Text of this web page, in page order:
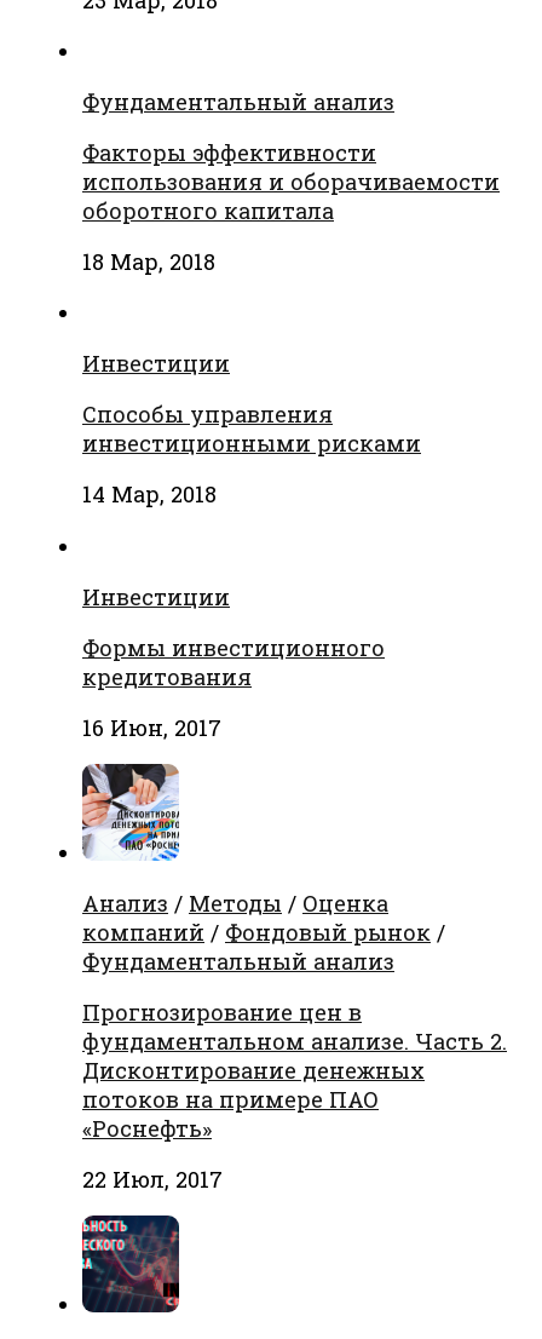
Фундаментальный анализ
Факторы эффективности
использования и оборачиваемости
оборотного капитала
18 Мар, 2018
Инвестиции
Способы управления
инвестиционными рисками
14 Мар, 2018
Инвестиции
Формы инвестиционного
кредитования
16 Июн, 2017
Анализ / Методы / Оценка
компаний / Фондовый рынок /
Фундаментальный анализ
Прогнозирование цен в
фундаментальном анализе. Часть 2.
Дисконтирование денежных
потоков на примере ПАО
«Роснефть»
22 Июл, 2017